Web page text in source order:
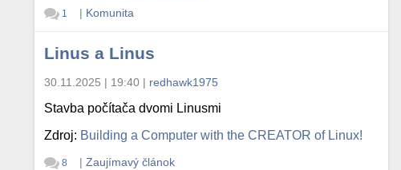
1 | Komunita
Linus a Linus
30.11.2025 | 19:40 | redhawk1975
Stavba počítača dvomi Linusmi
Zdroj: Building a Computer with the CREATOR of Linux!
8 | Zaujímavý článok